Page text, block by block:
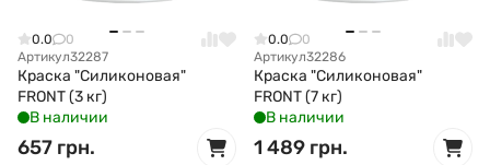
0.0
0
Артикул32287
Краска "Силиконовая"
FRONT (3 кг)
В наличии
657 грн.
0.0
0
Артикул32286
Краска "Силиконовая"
FRONT (7 кг)
В наличии
1 489 грн.